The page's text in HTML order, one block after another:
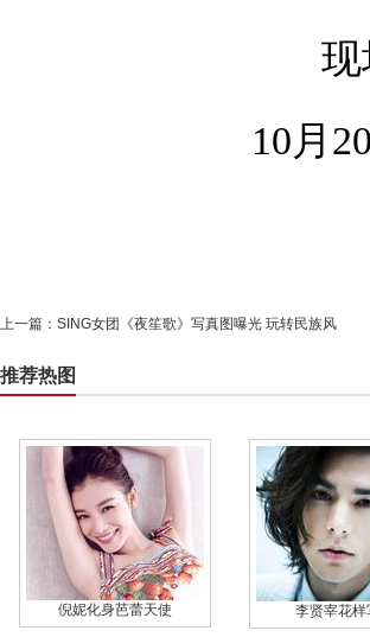
10月
上一篇： SING女团《夜笙歌》写真图曝光 玩转民族风
推荐热图
倪妮化身芭蕾天使 李贤宰花样